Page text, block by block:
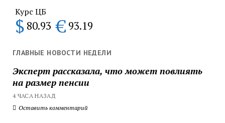
Курс ЦБ
$ 80.93 € 93.19
ГЛАВНЫЕ НОВОСТИ НЕДЕЛИ
Эксперт рассказала, что может повлиять
на размер пенсии
4 ЧАСА НАЗАД
Оставить комментарий